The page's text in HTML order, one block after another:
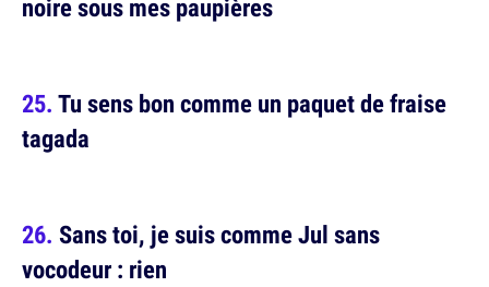
noire sous mes paupières
Tu sens bon comme un paquet de fraise
tagada
Sans toi, je suis comme Jul sans
vocodeur : rien